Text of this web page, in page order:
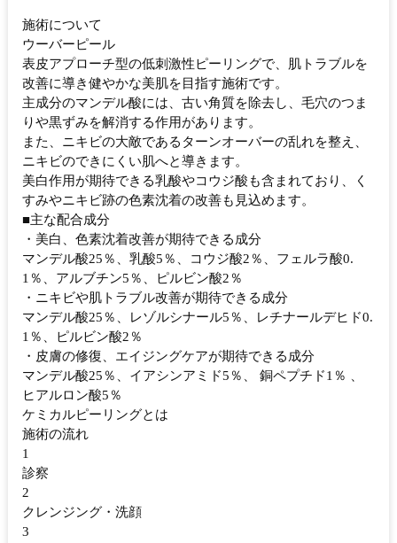
施術について
ウーバーピール
表皮アプローチ型の低刺激性ピーリングで、肌トラブルを
改善に導き健やかな美肌を目指す施術です。
主成分のマンデル酸には、古い角質を除去し、毛穴のつま
りや黒ずみを解消する作用があります。
また、ニキビの大敵であるターンオーバーの乱れを整え、
ニキビのできにくい肌へと導きます。
美白作用が期待できる乳酸やコウジ酸も含まれており、く
すみやニキビ跡の色素沈着の改善も見込めます。
■主な配合成分
・美白、色素沈着改善が期待できる成分
マンデル酸25％、乳酸5％、コウジ酸2％、フェルラ酸0.
1％、アルブチン5％、ピルビン酸2％
・ニキビや肌トラブル改善が期待できる成分
マンデル酸25％、レゾルシナール5％、レチナールデヒド0.
1％、ピルビン酸2％
・皮膚の修復、エイジングケアが期待できる成分
マンデル酸25％、イアシンアミド5％、 銅ペプチド1％ 、
ヒアルロン酸5％
ケミカルピーリングとは
施術の流れ
1
診察
2
クレンジング・洗顔
3